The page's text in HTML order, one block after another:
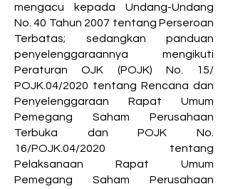
mengacu kepada Undang-Undang
No. 40 Tahun 2007 tentang Perseroan
Terbatas; sedangkan panduan
penyelenggaraannya mengikuti
Peraturan OJK (POJK) No. 15/
POJK.04/2020 tentang Rencana dan
Penyelenggaraan Rapat Umum
Pemegang Saham Perusahaan
Terbuka dan POJK No.
16/POJK.04/2020 tentang
Pelaksanaan Rapat Umum
Pemegang Saham Perusahaan